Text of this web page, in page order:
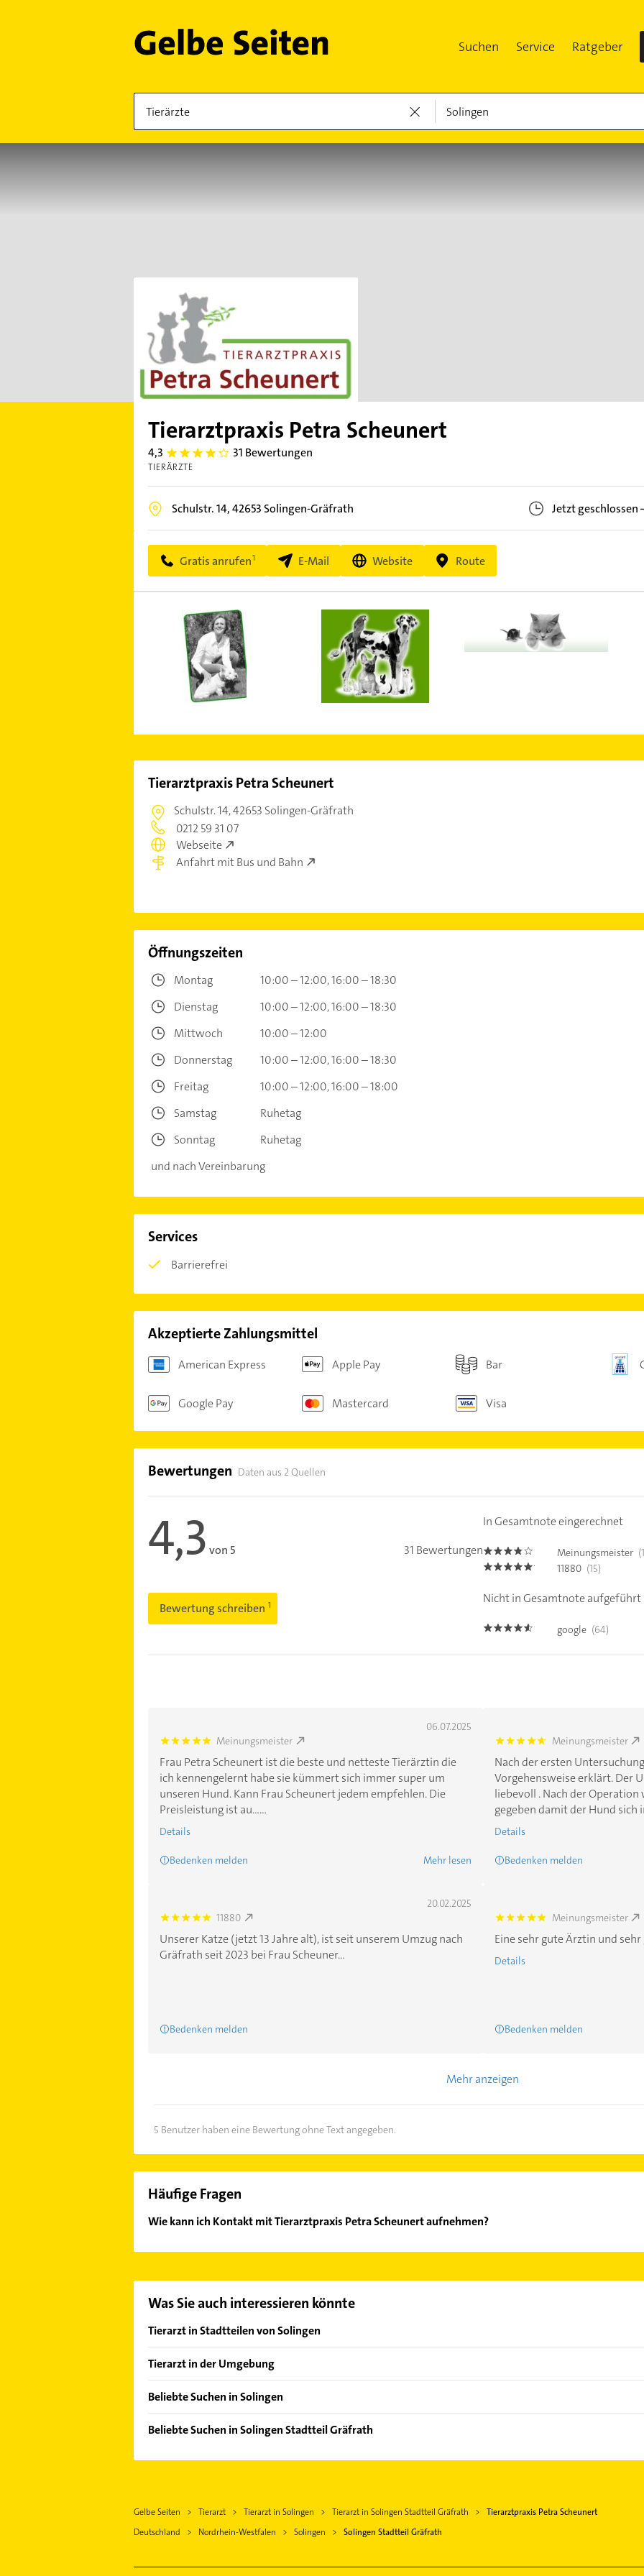
Suchen Service Ratgeber
Tierarztpraxis Petra Scheunert
4,3 4.3 31 Bewertungen
TIERÄRZTE
Schulstr. 14,42653 Solingen-Gräfrath Jetzt geschlossen
Gratis anrufen E-Mail Website Route
Tierarztpraxis Petra Scheunert
Schulstr. 14,42653 Solingen-Gräfrath
0212 59 31 07
Webseite
Anfahrt mit Bus und Bahn
Öffnungszeiten
Montag 10:00 – 12:00 16:00 – 18:30
Dienstag
10:00 – 12:00 16:00 – 18:30
Mittwoch
10:00 – 12:00
Donnerstag
10:00 – 12:00 16:00 – 18:30
Freitag
10:00 – 12:00 16:00 – 18:00
Samstag
Ruhetag
Sonntag
Ruhetag
und nach Vereinbarung
Services
Barrierefrei
Akzeptierte Zahlungsmittel
American Express Apple Pay Bar
Google Pay Mastercard Visa
Bewertungen Daten aus 2 Quellen
4,3 von 5 31 Bewertungen
Bewertung schreiben
In Gesamtnote eingerechnet
3.7 Meinungsmeister
5.0 11880 (15)
Nicht in Gesamtnote aufgeführt
4.5 google (64)
06.07.2025
5.0 Meinungsmeister
Frau Petra Scheunert ist die beste und netteste Tierärztin die
ich kennengelernt habe sie kümmert sich immer super um
unseren Hund. Kann Frau Scheunert jedem empfehlen. Die
Preisleistung ist au......
Details
Bedenken melden Mehr lesen
4.7000003 Meinungsmeister
Nach der ersten
Vorgehensweise erklärt. Der
liebevoll . Nach der
gegeben damit der Hund sich
Details
Bedenken melden
20.02.2025
5.0 11880
Unserer Katze (jetzt 13 Jahre alt), ist seit unserem Umzug nach
Gräfrath seit 2023 bei Frau Scheuner...
Bedenken melden
5.0 Meinungsmeister
Eine sehr gute Ärztin und
Details
Bedenken melden
Mehr anzeigen
5 Benutzer haben eine Bewertung ohne Text angegeben.
Häufige Fragen
Wie kann ich Kontakt mit Tierarztpraxis Petra Scheunert aufnehmen?
Was Sie auch interessieren könnte
Tierarzt in Stadtteilen von Solingen
Merscheid
Tierarzt in der Umgebung
Haan Rheinland
Remscheid
Erkrath
Leichlingen (Rheinland)
Langenfeld (Rheinland)
Beliebte Suchen in Solingen
Kanalreinigung
Physikalische Therapie
Elektro Reparatur
Beliebte Suchen in Solingen Stadtteil Gräfrath
Elektro Reparatur
Arzt
Gelbe Seiten Tierarzt Tierarzt in Solingen Tierarzt in Solingen Stadtteil Gräfrath
Tierarztpraxis Petra Scheunert
Deutschland
Nordrhein-Westfalen Solingen Solingen Stadtteil Gräfrath